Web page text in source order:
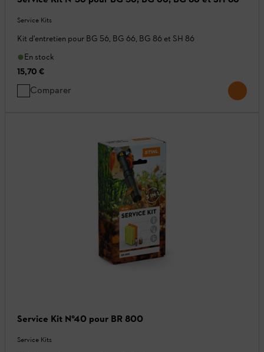
Service Kits
Kit d'entretien pour BG 56, BG 66, BG 86 et SH 86
En stock
15,70 €
Comparer
Service Kit N°40 pour BR 800
Service Kits